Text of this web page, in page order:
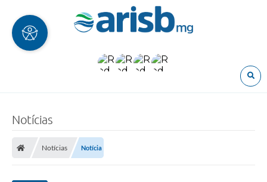
Notícias
Notícias Notícia